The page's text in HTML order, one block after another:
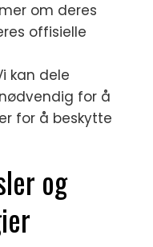
om deres
offisielle
kan dele
for å
for å beskytte
og